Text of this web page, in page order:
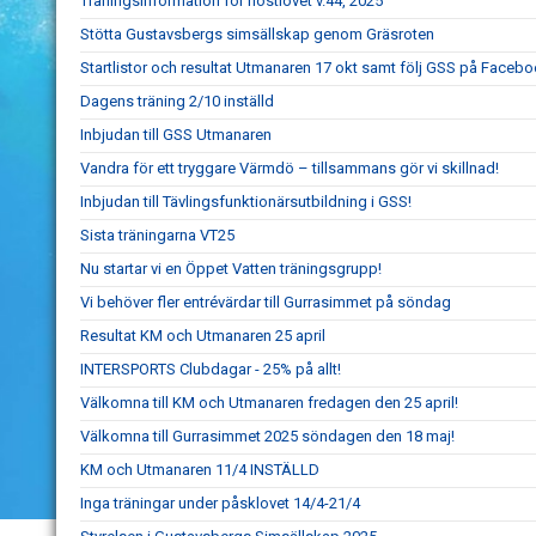
Stötta Gustavsbergs simsällskap genom Gräsroten
Startlistor och resultat Utmanaren 17 okt samt följ GSS på
Dagens träning 2/10 inställd
Inbjudan till GSS Utmanaren
Vandra för ett tryggare Värmdö – tillsammans gör vi skillnad!
Inbjudan till Tävlingsfunktionärsutbildning i GSS!
Sista träningarna VT25
Nu startar vi en Öppet Vatten träningsgrupp!
Vi behöver fler entrévärdar till Gurrasimmet på söndag
Resultat KM och Utmanaren 25 april
INTERSPORTS Clubdagar - 25% på allt!
Välkomna till KM och Utmanaren fredagen den 25 april!
Välkomna till Gurrasimmet 2025 söndagen den 18 maj!
KM och Utmanaren 11/4 INSTÄLLD
Inga träningar under påsklovet 14/4-21/4